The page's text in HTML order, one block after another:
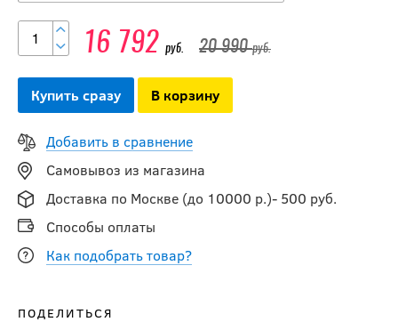
16 792 руб. 20 990руб.
Купить сразу В корзину
Добавить в сравнение
Самовывоз из магазина
Доставка по Москве (до 10000 р.)- 500 руб.
Способы оплаты
Как подобрать товар?
ПОДЕЛИТЬСЯ